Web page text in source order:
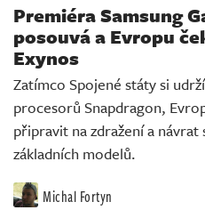
Premiéra Samsung
posouvá a Evropu
Exynos
Zatímco Spojené státy si
procesorů Snapdragon,
připravit na zdražení a návrat
základních modelů.
Michal Fortyn